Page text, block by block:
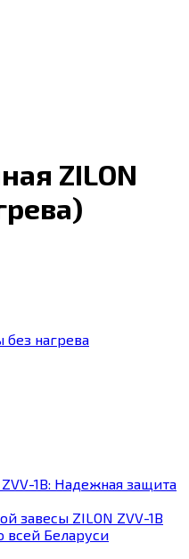
ZILON
нагрева
1B: Надежная защита
завесы ZILON ZVV-1B
всей Беларуси